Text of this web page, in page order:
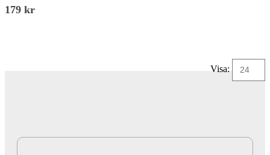
179 kr
Visa: